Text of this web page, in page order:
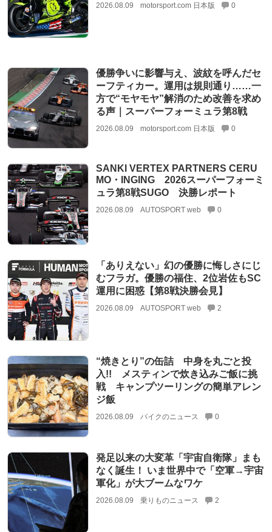
2026.08.09 motorsport.com 日本版 0
優勝争いに影響与え、波紋を呼んだセ
ーフティカー。運用は規則通り……一
方で“モヤモヤ”解消のため改善を求め
る声｜スーパーフォーミュラ第8戦
2026.08.09 motorsport.com 日本版 0
SANKI VERTEX PARTNERS CERU
MO・INGING 2026スーパーフォーミ
ュラ第8戦SUGO 決勝レポート
2026.08.09 AUTOSPORT web 0
「ありえない」幻の優勝に悔しさにじ
むフラガ。優勝の福住、2位岩佐もSC
運用に困惑【第8戦決勝会見】
2026.08.09 AUTOSPORT web 2
“焼きとり”の缶詰 中身を丸ごと投
入!! メスティンで炊き込みご飯に挑
戦 キャンプツーリングの簡単アレン
ジ飯
2026.08.09 バイクのニュース 0
発足以来の大変革「宇宙自衛隊」まも
なく誕生！ いま世界中で「空軍→宇宙
軍化」が大ブームなワケ
2026.08.09 乗りものニュース 2